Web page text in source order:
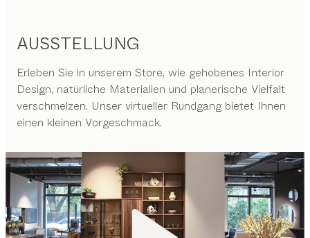
AUSSTELLUNG
Erleben Sie in unserem Store, wie gehobenes Interior
Design, natürliche Materialien und planerische Vielfalt
verschmelzen. Unser virtueller Rundgang bietet Ihnen
einen kleinen Vorgeschmack.